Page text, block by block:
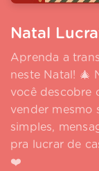
Natal
Aprenda a
neste Natal! 🎄
você descobre
vender mesmo
simples,
pra lucrar de
❤️